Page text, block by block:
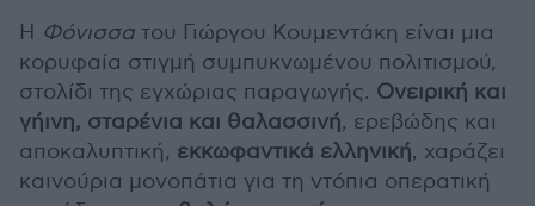
Η Φόνισσα του Γιώργου Κουμεντάκη είναι μια
κορυφαία στιγμή συμπυκνωμένου πολιτισμού,
στολίδι της εγχώριας παραγωγής. Ονειρική και
γήινη, σταρένια και θαλασσινή, ερεβώδης και
αποκαλυπτική, εκκωφαντικά ελληνική, χαράζει
καινούρια μονοπάτια για τη ντόπια οπερατική